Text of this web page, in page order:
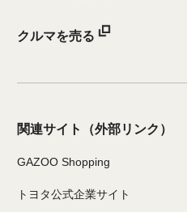
クルマを売る
関連サイト （外部リンク）
GAZOO Shopping
トヨタ公式企業サイト